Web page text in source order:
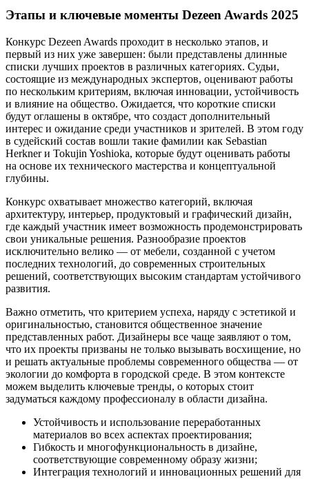
Этапы и ключевые моменты Dezeen Awards 2025
Конкурс Dezeen Awards проходит в несколько этапов, и
первый из них уже завершен: были представлены длинные
списки лучших проектов в различных категориях. Судьи,
состоящие из международных экспертов, оценивают работы
по нескольким критериям, включая инновации, устойчивость
и влияние на общество. Ожидается, что короткие списки
будут оглашены в октябре, что создаст дополнительный
интерес и ожидание среди участников и зрителей. В этом году
в судейский состав вошли такие фамилии как Sebastian
Herkner и Tokujin Yoshioka, которые будут оценивать работы
на основе их технического мастерства и концептуальной
глубины.
Конкурс охватывает множество категорий, включая
архитектуру, интерьер, продуктовый и графический дизайн,
где каждый участник имеет возможность продемонстрировать
свои уникальные решения. Разнообразие проектов
исключительно велико — от мебели, созданной с учетом
последних технологий, до современных строительных
решений, соответствующих высоким стандартам устойчивого
развития.
Важно отметить, что критерием успеха, наряду с эстетикой и
оригинальностью, становится общественное значение
представленных работ. Дизайнеры все чаще заявляют о том,
что их проекты призваны не только вызывать восхищение, но
и решать актуальные проблемы современного общества — от
экологии до комфорта в городской среде. В этом контексте
можем выделить ключевые тренды, о которых стоит
задуматься каждому профессионалу в области дизайна.
Устойчивость и использование переработанных
материалов во всех аспектах проектирования;
Гибкость и многофункциональность в дизайне,
соответствующие современному образу жизни;
Интеграция технологий и инновационных решений для